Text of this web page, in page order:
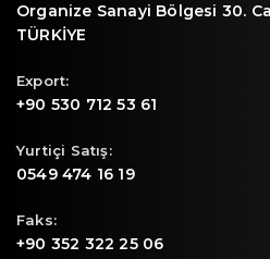
Organize Sanayi Bölgesi 30.
TÜRKİYE
Export:
+90 530 712 53 61
Yurtiçi Satış:
0549 474 16 19
Faks:
+90 352 322 25 06